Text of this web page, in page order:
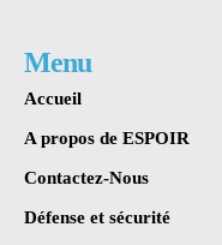
Menu
Accueil
A propos de ESPOIR
Contactez-Nous
Défense et sécurité